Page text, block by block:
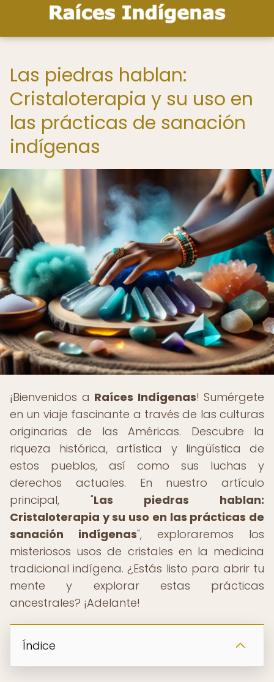
Las piedras hablan:
Cristaloterapia y su uso en
las prácticas de sanación
indígenas
¡Bienvenidos a Raíces Indígenas! Sumérgete
en un viaje fascinante a través de las culturas
originarias de las Américas. Descubre la
riqueza histórica, artística y lingüística de
estos pueblos, así como sus luchas y
derechos actuales. En nuestro artículo
principal, "Las piedras hablan:
Cristaloterapia y su uso en las prácticas de
sanación indígenas", exploraremos los
misteriosos usos de cristales en la medicina
tradicional indígena. ¿Estás listo para abrir tu
mente y explorar estas prácticas
ancestrales? ¡Adelante!
Índice